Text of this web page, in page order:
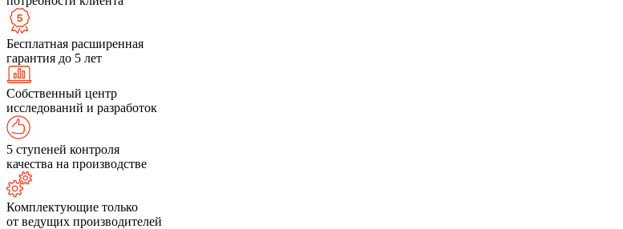
Бесплатная расширенная
гарантия до 5 лет
Собственный центр
исследований и разработок
5 ступеней контроля
качества на производстве
Комплектующие только
от ведущих производителей